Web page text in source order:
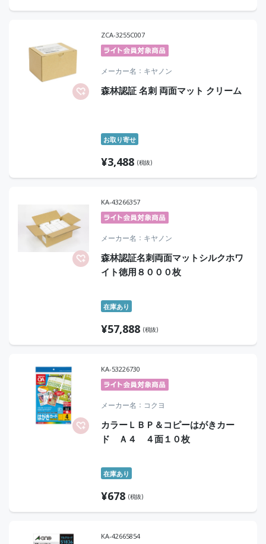
ZCA-3255C007
メーカー名 キヤノン
森林認証 名刺 両面マット クリーム
お取り寄せ
¥3,488 (税抜)
KA-43266357
メーカー名 キヤノン
森林認証名刺両面マットシルクホワ
イト徳用８０００枚
在庫あり
¥57,888 (税抜)
KA-53226730
メーカー名 コクヨ
カラーＬＢＰ＆コピーはがきカー
ド Ａ４ ４面１０枚
在庫あり
¥678 (税抜)
KA-42665854